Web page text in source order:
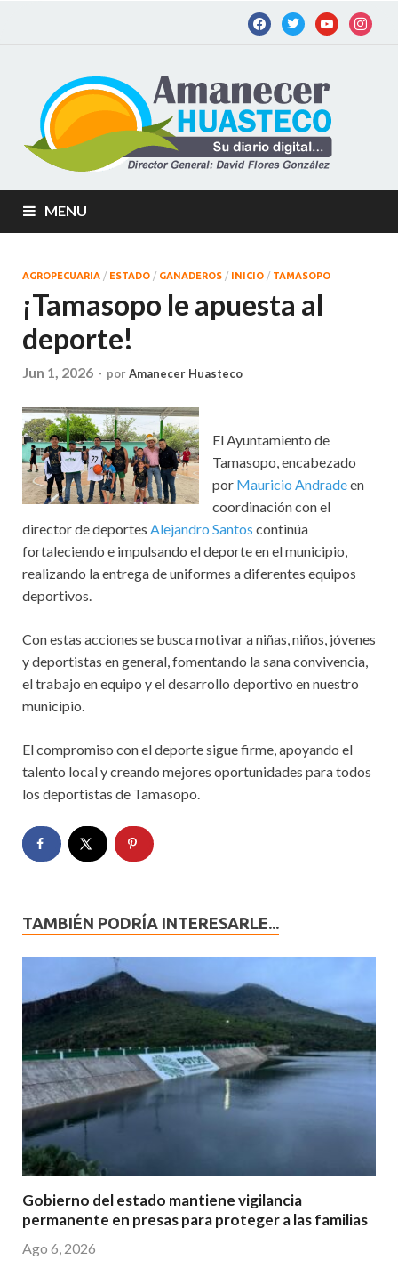
MENU
AGROPECUARIA / ESTADO / GANADEROS / INICIO / TAMASOPO
¡Tamasopo le apuesta al
deporte!
Jun 1, 2026 - por Amanecer Huasteco
El Ayuntamiento de
Tamasopo, encabezado
por Mauricio Andradeen
coordinación con el
director de deportes Alejandro Santos continúa
fortaleciendo e impulsando el deporte en el municipio,
realizando la entrega de uniformes a diferentes equipos
deportivos.
Con estas acciones se busca motivar a niñas, niños, jóvenes
y deportistas en general, fomentando la sana convivencia,
el trabajo en equipo y el desarrollo deportivo en nuestro
municipio.
El compromiso con el deporte sigue firme, apoyando el
talento local y creando mejores oportunidades para todos
los deportistas de Tamasopo.
TAMBIÉN PODRÍA INTERESARLE...
Gobierno del estado mantiene vigilancia
permanente en presas para proteger a las familias
Ago 6, 2026